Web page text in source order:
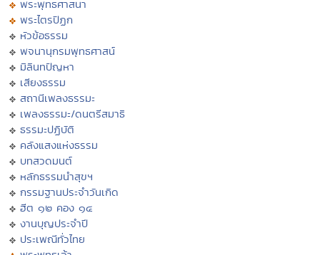
พระพุทธศาสนา
พระไตรปิฏก
หัวข้อธรรม
พจนานุกรมพุทธศาสน์
มิลินทปัญหา
เสียงธรรม
สถานีเพลงธรรมะ
เพลงธรรมะ/ดนตรีสมาธิ
ธรรมะปฏิบัติ
คลังแสงแห่งธรรม
บทสวดมนต์
หลักธรรมนำสุขฯ
กรรมฐานประจำวันเกิด
ฮีต ๑๒ คอง ๑๔
งานบุญประจำปี
ประเพณีทั่วไทย